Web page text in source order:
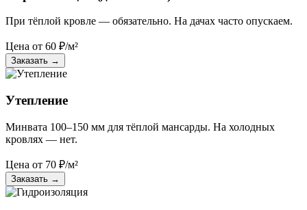
При тёплой кровле — обязательно. На дачах часто опускаем.
Цена от 60 ₽/м²
Заказать →
Утепление
Минвата 100–150 мм для тёплой мансарды. На холодных
кровлях — нет.
Цена от 70 ₽/м²
Заказать →